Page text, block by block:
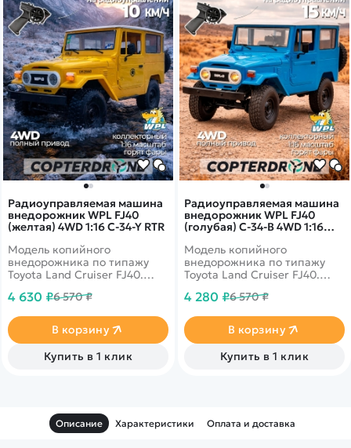
Радиоуправляемая машина
внедорожник WPL FJ40
(желтая) 4WD 1:16 C-34-Y RTR
Модель копийного
внедорожника по типажу
Toyota Land Cruiser FJ40.
корпуса, отличная
подвески, первоклассная
проходимость для модель в
масштабе 1:16. Машина
выполнена в жёлтом цвете.
4 630 ₽6 570 ₽
В корзину
Купить в 1 клик
Радиоуправляемая машина
внедорожник WPL FJ40
(голубая) C-34-B 4WD 1:16
Модель копийного
внедорожника по типажу
Toyota Land Cruiser FJ40.
корпуса, отличная
подвески, первоклассная
проходимость для модель в
масштабе 1:16. Машина
выполнена в голубом цвете.
4 280 ₽6 570 ₽
В корзину
Купить в 1 клик
Описание Характеристики Оплата и доставка